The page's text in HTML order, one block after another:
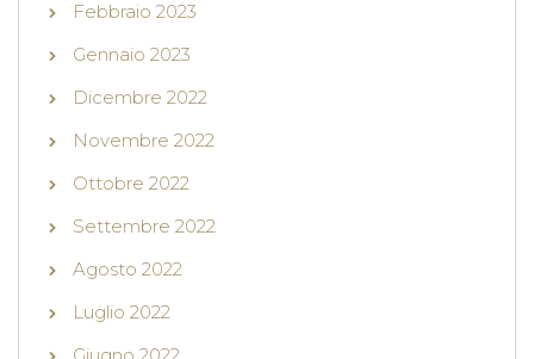
Febbraio 2023
Gennaio 2023
Dicembre 2022
Novembre 2022
Ottobre 2022
Settembre 2022
Agosto 2022
Luglio 2022